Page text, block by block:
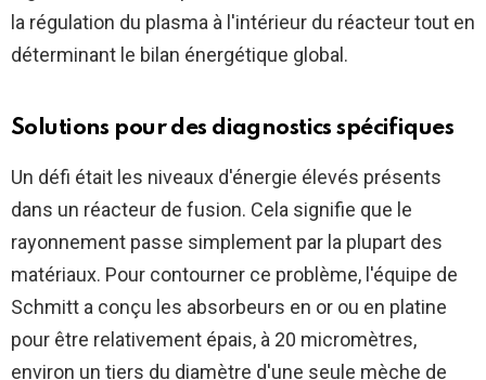
la régulation du plasma à l'intérieur du réacteur tout en
déterminant le bilan énergétique global.
Solutions pour des diagnostics spécifiques
Un défi était les niveaux d'énergie élevés présents
dans un réacteur de fusion. Cela signifie que le
rayonnement passe simplement par la plupart des
matériaux. Pour contourner ce problème, l'équipe de
Schmitt a conçu les absorbeurs en or ou en platine
pour être relativement épais, à 20 micromètres,
environ un tiers du diamètre d'une seule mèche de